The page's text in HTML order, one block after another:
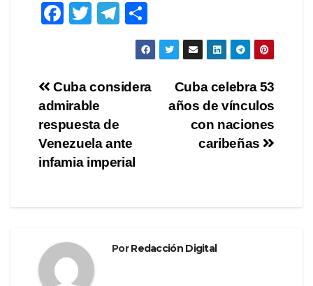
F
e
b
o
o
k
T
er
T
el
gr
o
m
p
Navegación
de
entradas
Cuba celebra 53
años de vínculos
con naciones
caribeñas
Cuba considera
admirable
respuesta de
Venezuela ante
infamia imperial
PorRedacción Digital